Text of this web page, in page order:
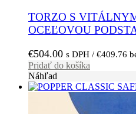
TORZO S
OCEĽOVOU
€504.00 s DPH / €409.76
Pridať do košíka
Náhľad